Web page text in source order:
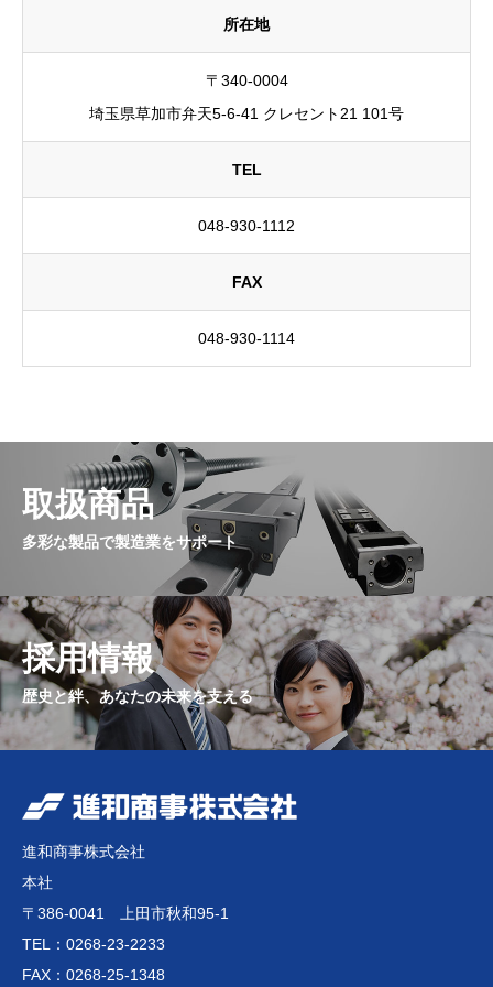
所在地
〒340-0004
埼玉県草加市弁天5-6-41 クレセント21 101号
TEL
048-930-1112
FAX
048-930-1114
取扱商品
多彩な製品で製造業をサポート
採用情報
歴史と絆、あなたの未来を支える
進和商事株式会社
本社
〒386-0041 上田市秋和95-1
TEL：0268-23-2233
FAX：0268-25-1348